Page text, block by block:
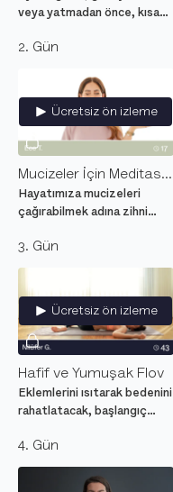
veya yatmadan önce, kısa
duyduğun her an
2. Gün
Ücretsiz ön izleme
Mucizeler İçin Meditasyon
Hayatımıza mucizeleri
çağırabilmek adına zihni
meditasyon seansı.
3. Gün
Ücretsiz ön izleme
Hafif ve Yumuşak Flov
Eklemlerini ısıtarak bedenini
rahatlatacak, başlangıç
dersi.
4. Gün